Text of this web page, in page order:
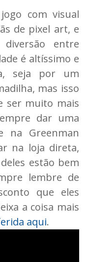
com visual
de pixel art, e
entre
é altíssimo e
seja por um
mas isso
ser muito mais
dar uma
na Greenman
na loja direta,
estão bem
lembre de
que eles
a coisa mais
aqui.